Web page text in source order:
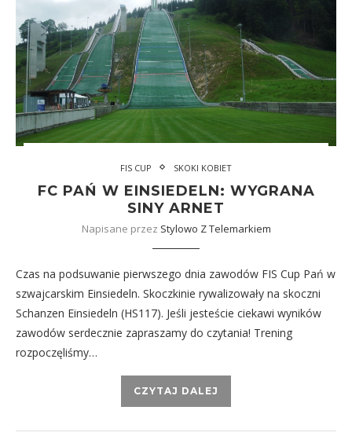
FIS CUP SKOKI KOBIET
FC PAŃ W EINSIEDELN: WYGRANA
SINY ARNET
Napisane przez Stylowo Z Telemarkiem
Czas na podsuwanie pierwszego dnia zawodów FIS Cup Pań w
szwajcarskim Einsiedeln. Skoczkinie rywalizowały na skoczni
Schanzen Einsiedeln (HS117). Jeśli jesteście ciekawi wyników
zawodów serdecznie zapraszamy do czytania! Trening
rozpoczęliśmy…
CZYTAJ DALEJ